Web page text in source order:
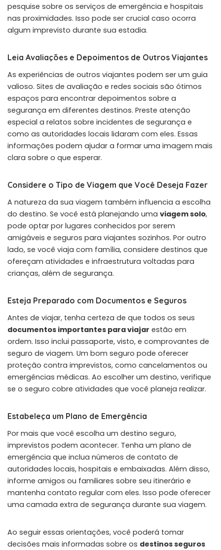
pesquise sobre os serviços de emergência e hospitais
nas proximidades. Isso pode ser crucial caso ocorra
algum imprevisto durante sua estadia.
Leia Avaliações e Depoimentos de Outros Viajantes
As experiências de outros viajantes podem ser um guia
valioso. Sites de avaliação e redes sociais são ótimos
espaços para encontrar depoimentos sobre a
segurança em diferentes destinos. Preste atenção
especial a relatos sobre incidentes de segurança e
como as autoridades locais lidaram com eles. Essas
informações podem ajudar a formar uma imagem mais
clara sobre o que esperar.
Considere o Tipo de Viagem que Você Deseja Fazer
A natureza da sua viagem também influencia a escolha
do destino. Se você está planejando uma viagem solo,
pode optar por lugares conhecidos por serem
amigáveis e seguros para viajantes sozinhos. Por outro
lado, se você viaja com família, considere destinos que
ofereçam atividades e infraestrutura voltadas para
crianças, além de segurança.
Esteja Preparado com Documentos e Seguros
Antes de viajar, tenha certeza de que todos os seus
documentos importantes para viajar estão em
ordem. Isso inclui passaporte, visto, e comprovantes de
seguro de viagem. Um bom seguro pode oferecer
proteção contra imprevistos, como cancelamentos ou
emergências médicas. Ao escolher um destino, verifique
se o seguro cobre atividades que você planeja realizar.
Estabeleça um Plano de Emergência
Por mais que você escolha um destino seguro,
imprevistos podem acontecer. Tenha um plano de
emergência que inclua números de contato de
autoridades locais, hospitais e embaixadas. Além disso,
informe amigos ou familiares sobre seu itinerário e
mantenha contato regular com eles. Isso pode oferecer
uma camada extra de segurança durante sua viagem.
Ao seguir essas orientações, você poderá tomar
decisões mais informadas sobre os destinos seguros